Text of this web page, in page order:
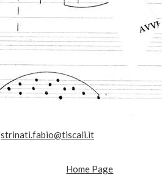
strinati.fabio@tiscali.it
Home Page